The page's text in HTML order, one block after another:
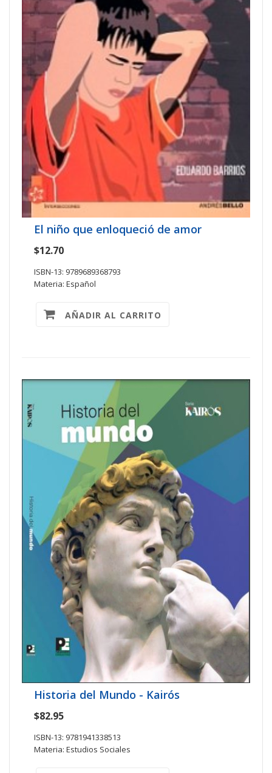
El niño que enloqueció de amor
$12.70
ISBN-13: 9789689368793
Materia: Español
AÑADIR AL CARRITO
Historia del Mundo - Kairós
$82.95
ISBN-13: 9781941338513
Materia: Estudios Sociales